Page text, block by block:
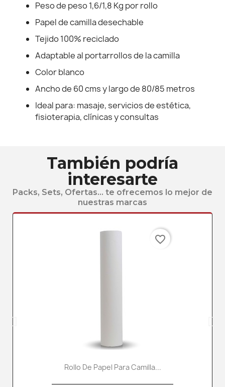
Peso de peso 1,6/1,8 Kg por rollo
Papel de camilla desechable
Tejido 100% reciclado
Adaptable al portarrollos de la camilla
Color blanco
Ancho de 60 cms y largo de 80/85 metros
Ideal para: masaje, servicios de estética,
fisioterapia, clínicas y consultas
También podría
interesarte
Packs, Sets, Ofertas... te ofrecemos lo mejor de
nuestras marcas
Rollo De Papel Para Camilla...
favorite_border